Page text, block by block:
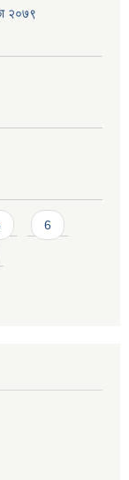
२०७९
6